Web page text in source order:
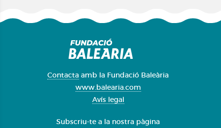
Contacta amb la Fundació Baleària
www.balearia.com
Avís legal
Subscriu-te a la nostra pàgina